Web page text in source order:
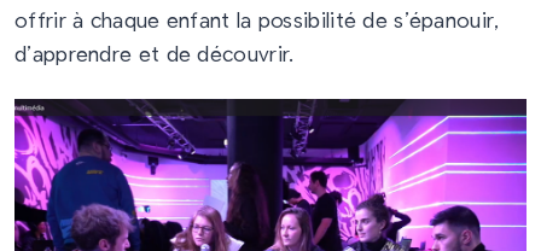
offrir à chaque enfant la possibilité de s’épanouir,
d’apprendre et de découvrir.